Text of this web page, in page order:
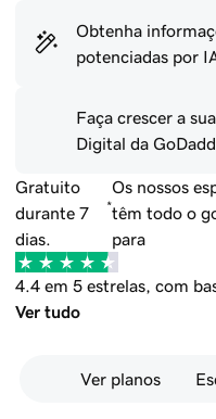
Obtenha
potenciadas por
Faça crescer a
Digital da
Gratuito
durante 7
dias.
*
Os nossos
têm todo o
para
4.4 em 5 estrelas, com
Ver tudo
Ver planos